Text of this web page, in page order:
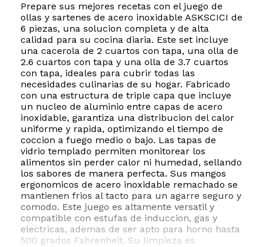
Prepare sus mejores recetas con el juego de
ollas y sartenes de acero inoxidable ASKSCICI de
6 piezas, una solucion completa y de alta
calidad para su cocina diaria. Este set incluye
una cacerola de 2 cuartos con tapa, una olla de
2.6 cuartos con tapa y una olla de 3.7 cuartos
con tapa, ideales para cubrir todas las
necesidades culinarias de su hogar. Fabricado
con una estructura de triple capa que incluye
un nucleo de aluminio entre capas de acero
inoxidable, garantiza una distribucion del calor
uniforme y rapida, optimizando el tiempo de
coccion a fuego medio o bajo. Las tapas de
vidrio templado permiten monitorear los
alimentos sin perder calor ni humedad, sellando
los sabores de manera perfecta. Sus mangos
ergonomicos de acero inoxidable remachado se
mantienen frios al tacto para un agarre seguro y
comodo. Este juego es altamente versatil y
compatible con estufas de induccion, gas y
electricas, ademas de ser apto para horno hasta
500 grados Fahrenheit. Su limpieza es